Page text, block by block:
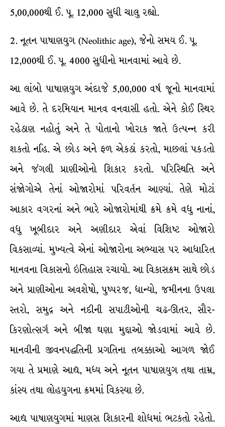
5,00,000થી ઈ. પૂ. 12,000 સુધી ચાલુ રહ્યો.
2. નૂતન પાષાણયુગ (Neolithic age), જેનો સમય ઈ. પૂ.
12,000થી ઈ. પૂ. 4000 સુધીનો માનવામાં આવે છે.
આ લાંબો પાષાણયુગ અંદાજે 5,00,000 વર્ષ જૂનો માનવામાં
આવે છે. તે દરમિયાન માનવ વનવાસી હતો. એને કોઈ સ્થિર
રહેઠાણ નહોતું અને તે પોતાનો ખોરાક જાતે ઉત્પન્ન કરી
શકતો નહિ. એ છોડ અને ફળ એકઠાં કરતો, માછલાં પકડતો
અને જંગલી પ્રાણીઓનો શિકાર કરતો. પરિસ્થિતિ અને
સંજોગોએ તેનાં ઓજારોમાં પરિવર્તન આણ્યાં. તેણે મોટાં
આકાર વગરનાં અને ભારે ઓજારોમાંથી ક્રમે ક્રમે વધુ નાનાં,
વધુ ખૂબીદાર અને અણીદાર એવાં વિશિષ્ટ ઓજારો
વિકસાવ્યાં. મુખ્યત્વે એનાં ઓજારોના અભ્યાસ પર આધારિત
માનવના વિકાસનો ઇતિહાસ રચાયો. આ વિકાસક્રમ સાથે છોડ
અને પ્રાણીઓના અવશેષો, પુષ્પરજ, ધાન્યો, જમીનના ઉપલા
સ્તરો, સમુદ્ર અને નદીની સપાટીઓની ચઢ-ઊતર, સૌર-
કિરણોત્સર્ગ અને બીજા ઘણા મુદ્દાઓ જોડવામાં આવે છે.
માનવીની જીવનપદ્ધતિની પ્રગતિના તબક્કાઓ આગળ જોઈ
ગયા તે પ્રમાણે આદ્ય, મધ્ય અને નૂતન પાષાણયુગ તથા તામ્ર,
કાંસ્ય તથા લોહયુગના ક્રમમાં વિકસ્યા છે.
આદ્ય પાષાણયુગમાં માણસ શિકારની શોધમાં ભટકતો રહેતો.